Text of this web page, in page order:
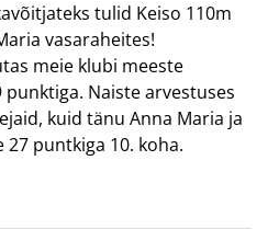
tulid Keiso 110m
vasaraheites!
meie klubi meeste
punktiga. Naiste arvestuses
kuid tänu Anna Maria ja
puntkiga 10. koha.